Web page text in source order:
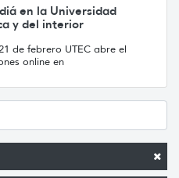
en la Universidad
y del interior
de febrero UTEC abre el
online en